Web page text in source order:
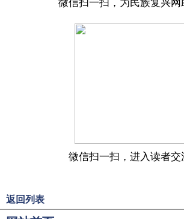
微信扫一扫，为民族复兴网
微信扫一扫，进入读者交
返回列表